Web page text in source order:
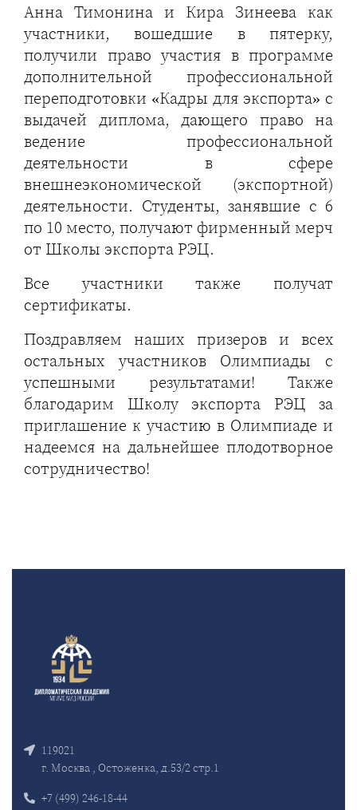
Анна Тимонина и Кира Зинеева как
участники, вошедшие в пятерку,
получили право участия в программе
дополнительной профессиональной
переподготовки «Кадры для экспорта» с
выдачей диплома, дающего право на
ведение профессиональной
деятельности в сфере
внешнеэкономической (экспортной)
деятельности. Студенты, занявшие с 6
по 10 место, получают фирменный мерч
от Школы экспорта РЭЦ.
Все участники также получат
сертификаты.
Поздравляем наших призеров и всех
остальных участников Олимпиады с
успешными результатами! Также
благодарим Школу экспорта РЭЦ за
приглашение к участию в Олимпиаде и
надеемся на дальнейшее плодотворное
сотрудничество!
119021
г. Москва , Остоженка, д.53/2 стр.1
+7 (499) 246-18-44